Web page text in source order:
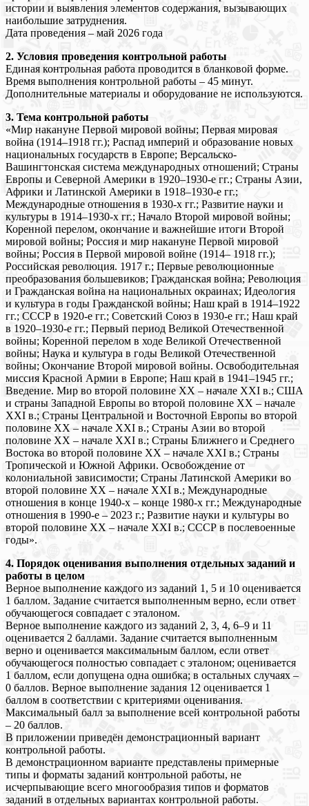
истории и выявления элементов содержания, вызывающих
наибольшие затруднения.
Дата проведения – май 2026 года
2. Условия проведения контрольной работы
Единая контрольная работа проводится в бланковой форме.
Время выполнения контрольной работы – 45 минут.
Дополнительные материалы и оборудование не используются.
3. Тема контрольной работы
«Мир накануне Первой мировой войны; Первая мировая
война (1914–1918 гг.); Распад империй и образование новых
национальных государств в Европе; Версальско-
Вашингтонская система международных отношений; Страны
Европы и Северной Америки в 1920–1930-е гг.; Страны Азии,
Африки и Латинской Америки в 1918–1930-е гг.;
Международные отношения в 1930-х гг.; Развитие науки и
культуры в 1914–1930-х гг.; Начало Второй мировой войны;
Коренной перелом, окончание и важнейшие итоги Второй
мировой войны; Россия и мир накануне Первой мировой
войны; Россия в Первой мировой войне (1914– 1918 гг.);
Российская революция. 1917 г.; Первые революционные
преобразования большевиков; Гражданская война; Революция
и Гражданская война на национальных окраинах; Идеология
и культура в годы Гражданской войны; Наш край в 1914–1922
гг.; СССР в 1920-е гг.; Советский Союз в 1930-е гг.; Наш край
в 1920–1930-е гг.; Первый период Великой Отечественной
войны; Коренной перелом в ходе Великой Отечественной
войны; Наука и культура в годы Великой Отечественной
войны; Окончание Второй мировой войны. Освободительная
миссия Красной Армии в Европе; Наш край в 1941–1945 гг.;
Введение. Мир во второй половине ХХ – начале XXI в.; США
и страны Западной Европы во второй половине ХХ – начале
XXI в.; Страны Центральной и Восточной Европы во второй
половине ХХ – начале ХХI в.; Страны Азии во второй
половине ХХ – начале ХХI в.; Страны Ближнего и Среднего
Востока во второй половине ХХ – начале ХХI в.; Страны
Тропической и Южной Африки. Освобождение от
колониальной зависимости; Страны Латинской Америки во
второй половине XX – начале XXI в.; Международные
отношения в конце 1940-х – конце 1980-х гг.; Международные
отношения в 1990-е – 2023 г.; Развитие науки и культуры во
второй половине ХХ – начале XXI в.; СССР в послевоенные
годы».
4. Порядок оценивания выполнения отдельных заданий и
работы в целом
Верное выполнение каждого из заданий 1, 5 и 10 оценивается
1 баллом. Задание считается выполненным верно, если ответ
обучающегося совпадает с эталоном.
Верное выполнение каждого из заданий 2, 3, 4, 6–9 и 11
оценивается 2 баллами. Задание считается выполненным
верно и оценивается максимальным баллом, если ответ
обучающегося полностью совпадает с эталоном; оценивается
1 баллом, если допущена одна ошибка; в остальных случаях –
0 баллов. Верное выполнение задания 12 оценивается 1
баллом в соответствии с критериями оценивания.
Максимальный балл за выполнение всей контрольной работы
– 20 баллов.
В приложении приведён демонстрационный вариант
контрольной работы.
В демонстрационном варианте представлены примерные
типы и форматы заданий контрольной работы, не
исчерпывающие всего многообразия типов и форматов
заданий в отдельных вариантах контрольной работы.